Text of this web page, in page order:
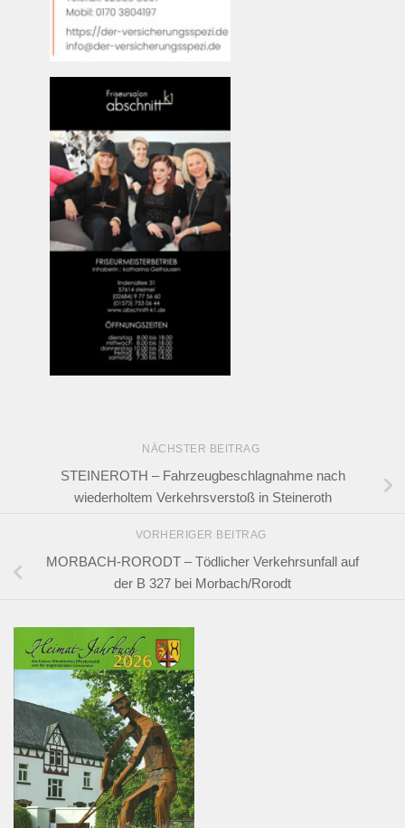
NÄCHSTER BEITRAG
STEINEROTH – Fahrzeugbeschlagnahme nach
wiederholtem Verkehrsverstoß in Steineroth
VORHERIGER BEITRAG
MORBACH-RORODT – Tödlicher Verkehrsunfall auf
der B 327 bei Morbach/Rorodt